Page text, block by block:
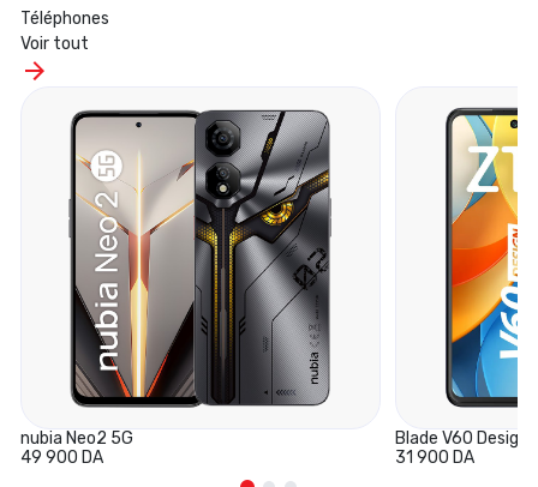
Téléphones
Voir tout
nubia Neo2 5G
49 900 DA
Blade V60 Design
31 900 DA